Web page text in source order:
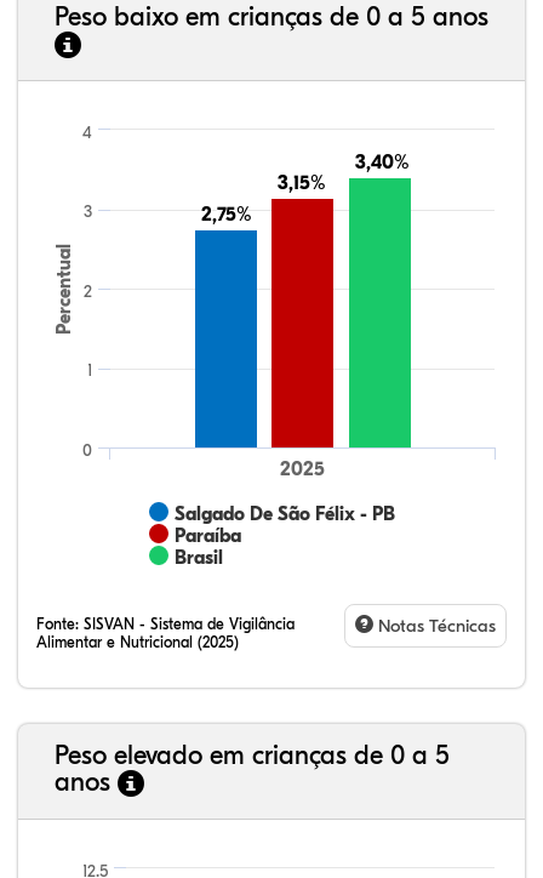
Peso baixo em crianças de 0 a 5 anos
Percentual
2,75%
2,75%
3,15%
3,15%
3,40%
3,40%
Salgado De São Félix - PB
Paraíba
Brasil
2025
0
1
2
3
4
Fonte: SISVAN - Sistema de Vigilância
Alimentar e Nutricional (2025)
Notas Técnicas
Peso elevado em crianças de 0 a 5
anos
12.5
10,43%
2,67%
0,26%
79,61%
1,66%
5,37%
21,99%
7,16%
0,36%
66,18%
2,81%
1,50%